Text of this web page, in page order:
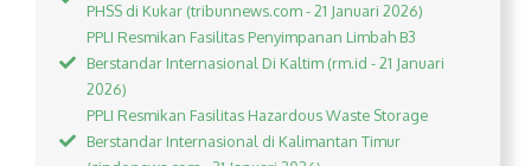
PHSS di Kukar (tribunnews.com - 21 Januari 2026)
PPLI Resmikan Fasilitas Penyimpanan Limbah B3
Berstandar Internasional Di Kaltim (rm.id - 21 Januari
2026)
PPLI Resmikan Fasilitas Hazardous Waste Storage
Berstandar Internasional di Kalimantan Timur